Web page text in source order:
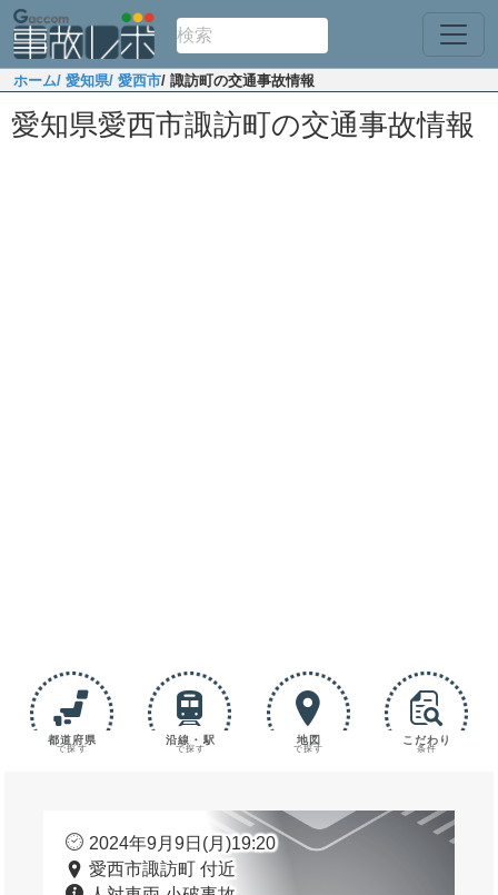
ホーム/ 愛知県/ 愛西市/ 諏訪町の交通事故情報
愛知県愛西市諏訪町の交通事故情報
都道府県
で探す
沿線・駅
で探す
地図
で探す
こだわり
条件
2024年9月9日(月)19:20
愛西市諏訪町 付近